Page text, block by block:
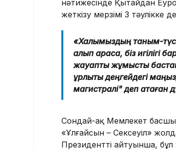
нәтижесінде Қытайдан
жеткізу мерзімі 3 тәулікке
«Халқымыздың таным-
алып қарасақ, біз игілігі
жауапты жұмысты бастап
құрлықтық деңгейдегі
магистралі" деп атаған
Сондай-ақ Мемлекет
«Ұлғайсын – Сексеуіл»
Президенттің айтуынша,